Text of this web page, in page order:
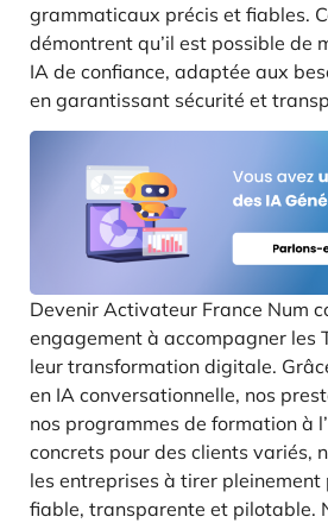
grammaticaux précis et fiables.
démontrent qu’il est possible de
IA de confiance, adaptée aux
en garantissant sécurité et
Devenir Activateur France Num
engagement à accompagner les
leur transformation digitale.
en IA conversationnelle, nos
nos programmes de formation à
concrets pour des clients variés,
les entreprises à tirer pleinement
fiable, transparente et pilotable.